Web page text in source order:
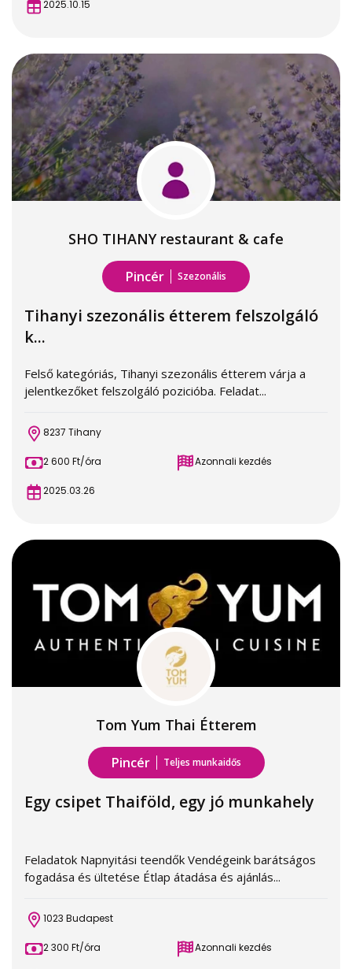
2025.10.15
SHO TIHANY restaurant & cafe
Pincér Szezonális
Tihanyi szezonális étterem felszolgáló
k...
Felső kategóriás, Tihanyi szezonális étterem várja a
jelentkezőket felszolgáló pozicióba. Feladat...
8237 Tihany
2 600 Ft/óra Azonnali kezdés
2025.03.26
Tom Yum Thai Étterem
Pincér Teljes munkaidős
Egy csipet Thaiföld, egy jó munkahely
Feladatok Napnyitási teendők Vendégeink barátságos
fogadása és ültetése Étlap átadása és ajánlás...
1023 Budapest
2 300 Ft/óra Azonnali kezdés